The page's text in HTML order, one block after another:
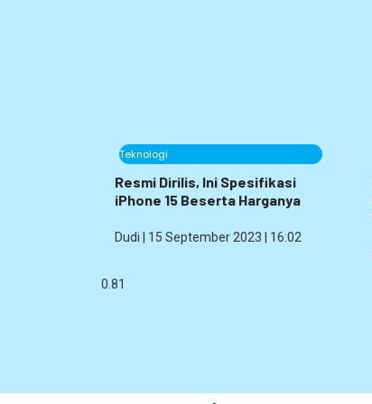
Teknologi
Resmi Dirilis, Ini Spesifikasi
iPhone 15 Beserta Harganya
Dudi 15 September 2023 16:02